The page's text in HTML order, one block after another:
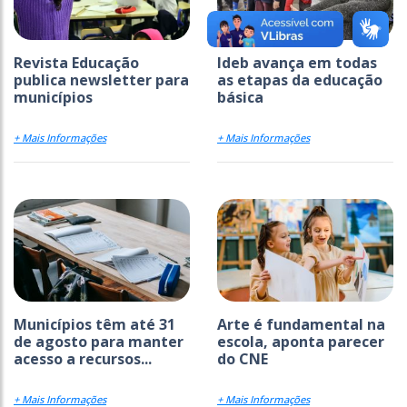
Revista Educação
publica newsletter para
municípios
+ Mais Informações
Ideb avança em todas
as etapas da educação
básica
+ Mais Informações
Municípios têm até 31
de agosto para manter
acesso a recursos...
+ Mais Informações
Arte é fundamental na
escola, aponta parecer
do CNE
+ Mais Informações